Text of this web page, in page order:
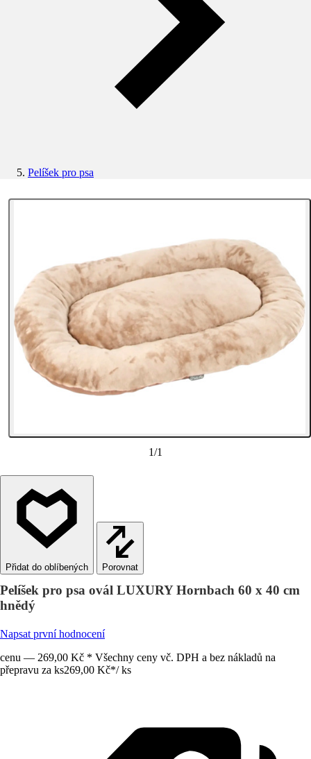
Pelíšek pro psa
1/1
Porovnat
Pelíšek pro psa ovál LUXURY Hornbach 60 x 40 cm
hnědý
Napsat první hodnocení
cenu — 269,00 Kč * Všechny ceny vč. DPH a bez nákladů na
přepravu za ks269,00 Kč*/ ks